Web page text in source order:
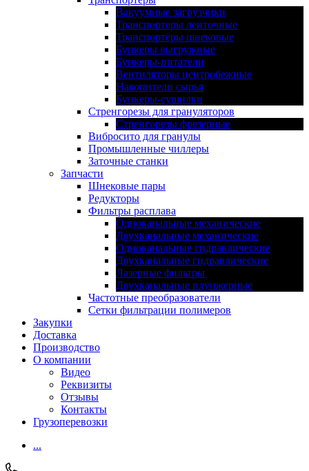
Вакуумные загрузчики
Транспортеры ленточные
Транспортёры шнековые
Бункеры выгружные
Бункеры-питатели
Вентиляторы центробежные
Накопители сырья
Бункеры-сушилки
Стренгорезы для грануляторов
Стренгорезы фрезерные
Вибросито для гранулы
Промышленные чиллеры
Заточные станки
Запчасти
Шнековые пары
Редукторы
Фильтры расплава
Одноканальные механические
Двухканальные механические
Одноканальные гидравлические
Двухканальные гидравлические
Лазерные фильтры
Двухканальные плунжерные
Частотные преобразователи
Сетки фильтрации полимеров
Закупки
Доставка
Производство
О компании
Видео
Реквизиты
Отзывы
Контакты
Грузоперевозки
...